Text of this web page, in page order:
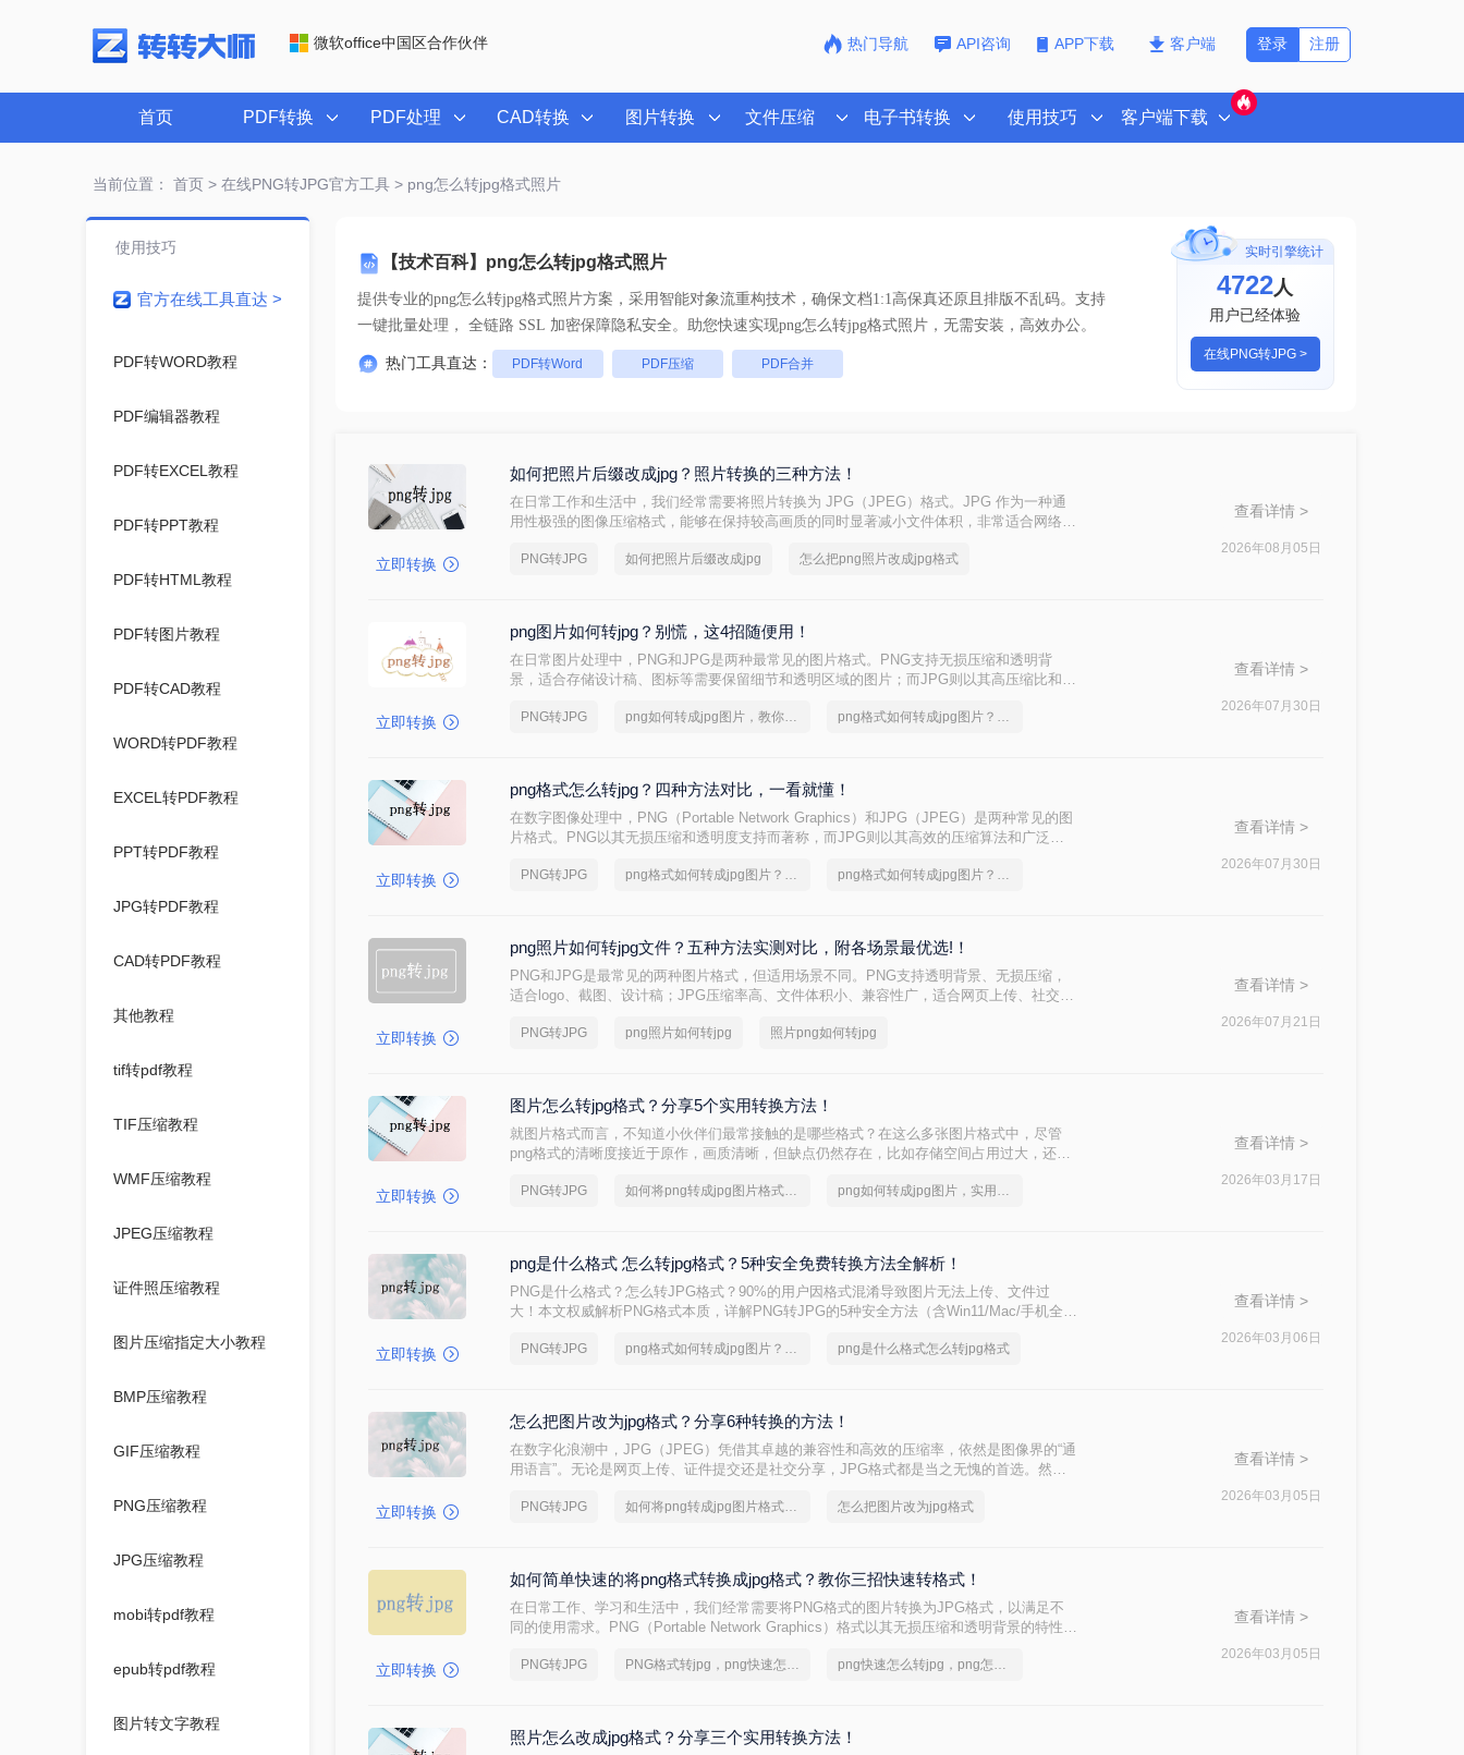
微软office中国区合作伙伴 热门导航 API咨询 APP下载 客户端 注册
登录
首页 PDF转换 PDF处理 CAD转换 图片转换 文件压缩 电子书转换 使用技巧 客户端下载
当前位置： 首页> 在线PNG转JPG官方工具> png怎么转jpg格式照片
【技术百科】png怎么转jpg格式照片
提供专业的png怎么转jpg格式照片方案，采用智能对象流重构技术，确保文档1:1高保真还原且排版不乱码。支持
一键批量处理， 全链路 SSL 加密保障隐私安全。助您快速实现png怎么转jpg格式照片，无需安装，高效办公。
热门工具直达： PDF转Word PDF压缩 PDF合并
实时引擎统计
4722人
用户已经体验
在线PNG转JPG >
使用技巧
官方在线工具直达 >
PDF转WORD教程
PDF编辑器教程
PDF转EXCEL教程
PDF转PPT教程
PDF转HTML教程
PDF转图片教程
PDF转CAD教程
WORD转PDF教程
EXCEL转PDF教程
PPT转PDF教程
JPG转PDF教程
CAD转PDF教程
其他教程
tif转pdf教程
TIF压缩教程
WMF压缩教程
JPEG压缩教程
证件照压缩教程
图片压缩指定大小教程
BMP压缩教程
GIF压缩教程
PNG压缩教程
JPG压缩教程
mobi转pdf教程
epub转pdf教程
图片转文字教程
立即转换
如何把照片后缀改成jpg？照片转换的三种方法！
在日常工作和生活中，我们经常需要将照片转换为 JPG（JPEG）格式。JPG 作为一种通
用性极强的图像压缩格式，能够在保持较高画质的同时显著减小文件体积，非常适合网络传
“真实格式转换”，导致图片损坏或出现黑边、花屏等问题。本文从操作难度、转换质量、隐
PNG转JPG 如何把照片后缀改成jpg 怎么把png照片改成jpg格式
查看详情 >
2026年08月05日
立即转换
png图片如何转jpg？别慌，这4招随便用！
在日常图片处理中，PNG和JPG是两种最常见的图片格式。PNG支持无损压缩和透明背
景，适合存储设计稿、图标等需要保留细节和透明区域的图片；而JPG则以其高压缩比和广
JPG呢？本文将先给出四种方案的直观对比，再逐一拆解操作步骤，您可根据图片数量、画
PNG转JPG png如何转成jpg图片，教你一招搞定 png格式如何转成jpg图片？几招轻松搞定
查看详情 >
2026年07月30日
立即转换
png格式怎么转jpg？四种方法对比，一看就懂！
在数字图像处理中，PNG（Portable Network Graphics）和JPG（JPEG）是两种常见的图
片格式。PNG以其无损压缩和透明度支持而著称，而JPG则以其高效的压缩算法和广泛的
转换为JPG格式。那么png格式怎么转jpg​呢？本文将介绍四种将PNG转换为JPG的高效方
PNG转JPG png格式如何转成jpg图片？方法详细解析 png格式如何转成jpg图片？简单易学的方法
查看详情 >
2026年07月30日
立即转换
png照片如何转jpg文件？五种方法实测对比，附各场景最优选!！
PNG和JPG是最常见的两种图片格式，但适用场景不同。PNG支持透明背景、无损压缩，
适合logo、截图、设计稿；JPG压缩率高、文件体积小、兼容性广，适合网页上传、社交分
率、数据安全方面差异很大，选错方法可能导致图片模糊、色彩失真，甚至透明背景变成黑
PNG转JPG png照片如何转jpg 照片png如何转jpg
查看详情 >
2026年07月21日
立即转换
图片怎么转jpg格式？分享5个实用转换方法！
就图片格式而言，不知道小伙伴们最常接触的是哪些格式？在这么多张图片格式中，尽管
png格式的清晰度接近于原作，画质清晰，但缺点仍然存在，比如存储空间占用过大，还有
jpg？
PNG转JPG 如何将png转成jpg图片格式，实用的方法来了 png如何转成jpg图片，实用方法不要错过
查看详情 >
2026年03月17日
立即转换
png是什么格式 怎么转jpg格式？5种安全免费转换方法全解析！
PNG是什么格式？怎么转JPG格式？90%的用户因格式混淆导致图片无法上传、文件过
大！本文权威解析PNG格式本质，详解PNG转JPG的5种安全方法（含Win11/Mac/手机全平
图片格式转换核心痛点。
PNG转JPG png格式如何转成jpg图片？方法详细解析 png是什么格式怎么转jpg格式
查看详情 >
2026年03月06日
立即转换
怎么把图片改为jpg格式？分享6种转换的方法！
在数字化浪潮中，JPG（JPEG）凭借其卓越的兼容性和高效的压缩率，依然是图像界的“通
用语言”。无论是网页上传、证件提交还是社交分享，JPG格式都是当之无愧的首选。然
摒弃繁琐的软件推荐，为你呈现最纯粹、最有效的实战方案。
PNG转JPG 如何将png转成jpg图片格式，分享一种简单的方法 怎么把图片改为jpg格式
查看详情 >
2026年03月05日
立即转换
如何简单快速的将png格式转换成jpg格式？教你三招快速转格式！
在日常工作、学习和生活中，我们经常需要将PNG格式的图片转换为JPG格式，以满足不
同的使用需求。PNG（Portable Network Graphics）格式以其无损压缩和透明背景的特性而
件大小而更适合网络传输和打印
PNG转JPG PNG格式转jpg，png快速怎么转jpg png快速怎么转jpg，png怎么转jpg格式
查看详情 >
2026年03月05日
照片怎么改成jpg格式？分享三个实用转换方法！